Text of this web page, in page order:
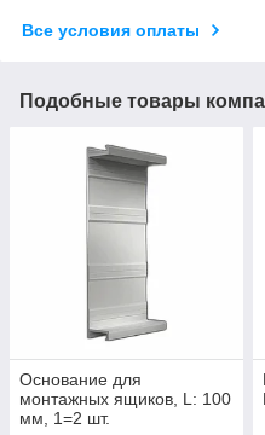
Все условия оплаты
Подобные товары
Основание для
монтажных ящиков, L: 100
мм, 1=2 шт.